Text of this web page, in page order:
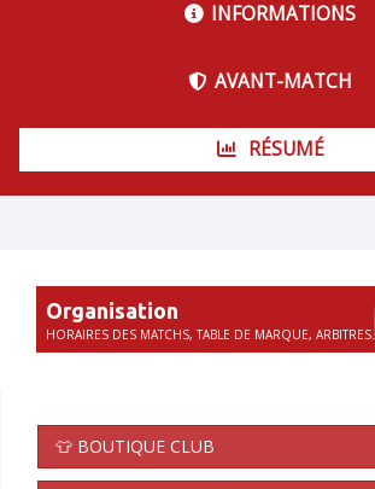
INFORMATIONS
AVANT-MATCH
RÉSUMÉ
Organisation
HORAIRES DES MATCHS, TABLE DE MARQUE, ARBITRES...
👕 BOUTIQUE CLUB